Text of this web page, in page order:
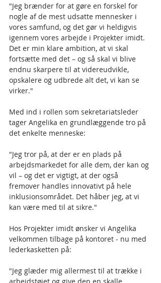
"Jeg brænder for at gøre en forskel for
nogle af de mest udsatte mennesker i
vores samfund, og det gør vi heldigvis
igennem vores arbejde i Projekter imidt.
Det er min klare ambition, at vi skal
fortsætte med det – og så skal vi blive
endnu skarpere til at videreudvikle,
opskalere og udbrede alt det, vi kan se
virker."
Med ind i rollen som sekretariatsleder
tager Angelika en grundlæggende tro på
det enkelte menneske:
"Jeg tror på, at der er en plads på
arbejdsmarkedet for alle dem, der kan og
vil – og det er vigtigt, at der også
fremover handles innovativt på hele
inklusionsområdet. Det håber jeg, at vi
kan være med til at sikre."
Hos Projekter imidt ønsker vi Angelika
velkommen tilbage på kontoret - nu med
lederkasketten på:
"Jeg glæder mig allermest til at trække i